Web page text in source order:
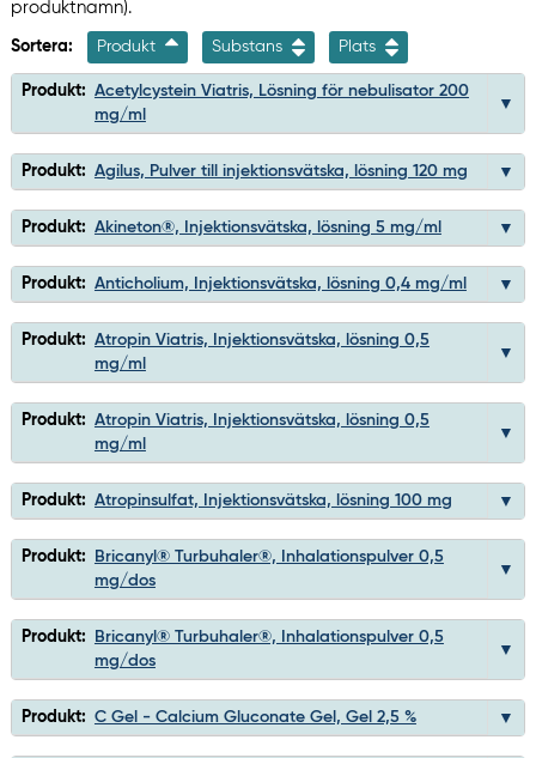
produktnamn).
Sortera: Produkt Substans Plats
Produkt: Acetylcystein Viatris, Lösning för nebulisator 200
mg/ml
Produkt: Agilus, Pulver till injektionsvätska, lösning 120 mg
Produkt: Akineton®, Injektionsvätska, lösning 5 mg/ml
Produkt: Anticholium, Injektionsvätska, lösning 0,4 mg/ml
Produkt: Atropin Viatris, Injektionsvätska, lösning 0,5
mg/ml
Produkt: Atropin Viatris, Injektionsvätska, lösning 0,5
mg/ml
Produkt: Atropinsulfat, Injektionsvätska, lösning 100 mg
Produkt:
Bricanyl® Turbuhaler®, Inhalationspulver 0,5
mg/dos
Produkt:
Bricanyl® Turbuhaler®, Inhalationspulver 0,5
mg/dos
Produkt: C Gel - Calcium Gluconate Gel, Gel 2,5 %